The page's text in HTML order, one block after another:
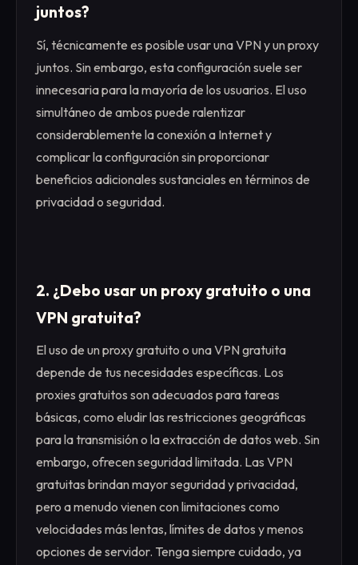
juntos?
Sí, técnicamente es posible usar una VPN y un proxy
juntos. Sin embargo, esta configuración suele ser
innecesaria para la mayoría de los usuarios. El uso
simultáneo de ambos puede ralentizar
considerablemente la conexión a Internet y
complicar la configuración sin proporcionar
beneficios adicionales sustanciales en términos de
privacidad o seguridad.
2. ¿Debo usar un proxy gratuito o una
VPN gratuita?
El uso de un proxy gratuito o una VPN gratuita
depende de tus necesidades específicas. Los
proxies gratuitos son adecuados para tareas
básicas, como eludir las restricciones geográficas
para la transmisión o la extracción de datos web. Sin
embargo, ofrecen seguridad limitada. Las VPN
gratuitas brindan mayor seguridad y privacidad,
pero a menudo vienen con limitaciones como
velocidades más lentas, límites de datos y menos
opciones de servidor. Tenga siempre cuidado, ya